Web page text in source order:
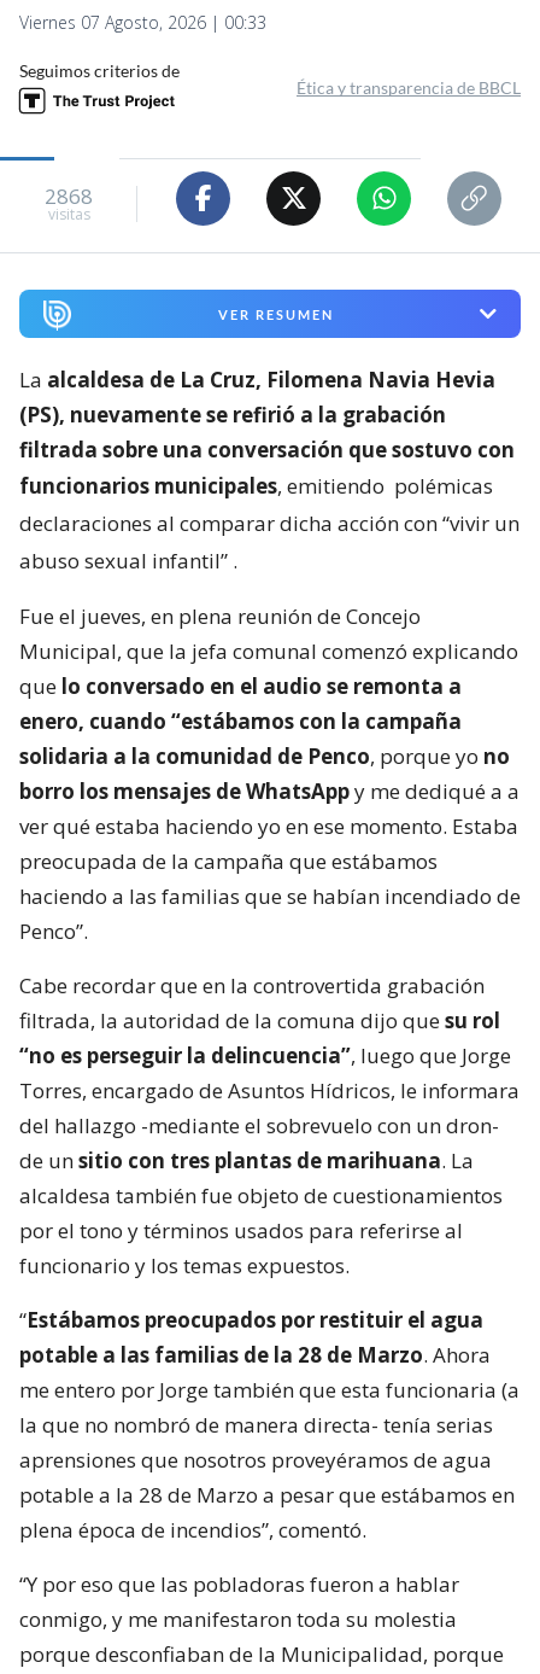
Viernes 07 Agosto, 2026 | 00:33
Seguimos criterios de
Ética y transparencia de BBCL
2868
visitas
VER RESUMEN
La alcaldesa de La Cruz, Filomena Navia Hevia
(PS), nuevamente se refirió a la grabación
filtrada sobre una conversación que sostuvo con
funcionarios municipales, emitiendo polémicas
declaraciones al comparar dicha acción con “vivir un
abuso sexual infantil” .
Fue el jueves, en plena reunión de Concejo
Municipal, que la jefa comunal comenzó explicando
que lo conversado en el audio se remonta a
enero, cuando “estábamos con la campaña
solidaria a la comunidad de Penco, porque yo no
borro los mensajes de WhatsAppy me dediqué a a
ver qué estaba haciendo yo en ese momento. Estaba
preocupada de la campaña que estábamos
haciendo a las familias que se habían incendiado de
Penco”.
Cabe recordar que en la controvertida grabación
filtrada, la autoridad de la comuna dijo quesu rol
“no es perseguir la delincuencia”, luego que Jorge
Torres, encargado de Asuntos Hídricos, le informara
del hallazgo -mediante el sobrevuelo con un dron-
de unsitio con tres plantas de marihuana. La
alcaldesa también fue objeto de cuestionamientos
por el tono y términos usados para referirse al
funcionario y los temas expuestos.
“Estábamos preocupados por restituir el agua
potable a las familias de la 28 de Marzo. Ahora
me entero por Jorge también que esta funcionaria (a
la que no nombró de manera directa- tenía serias
aprensiones que nosotros proveyéramos de agua
potable a la 28 de Marzo a pesar que estábamos en
plena época de incendios”, comentó.
“Y por eso que las pobladoras fueron a hablar
conmigo, y me manifestaron toda su molestia
porque desconfiaban de la Municipalidad, porque